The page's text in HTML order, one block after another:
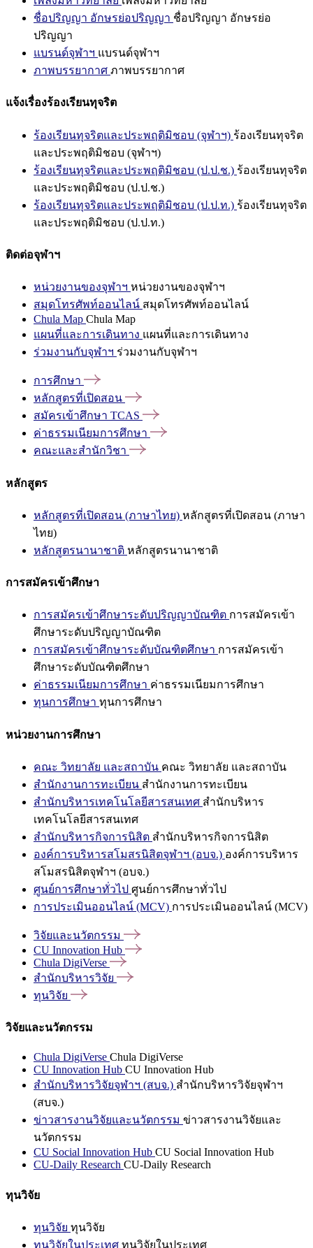
ชื่อปริญญา อักษรย่อปริญญา ชื่อปริญญา อักษรย่อ
ปริญญา
แบรนด์จุฬาฯ แบรนด์จุฬาฯ
ภาพบรรยากาศ ภาพบรรยากาศ
แจ้งเรื่องร้องเรียนทุจริต
ร้องเรียนทุจริตและประพฤติมิชอบ (จุฬาฯ) ร้องเรียนทุจริต
และประพฤติมิชอบ (จุฬาฯ)
ร้องเรียนทุจริตและประพฤติมิชอบ (ป.ป.ช.) ร้องเรียนทุจริต
และประพฤติมิชอบ (ป.ป.ช.)
ร้องเรียนทุจริตและประพฤติมิชอบ (ป.ป.ท.) ร้องเรียนทุจริต
และประพฤติมิชอบ (ป.ป.ท.)
ติดต่อจุฬาฯ
หน่วยงานของจุฬาฯ หน่วยงานของจุฬาฯ
สมุดโทรศัพท์ออนไลน์ สมุดโทรศัพท์ออนไลน์
Chula Map Chula Map
แผนที่และการเดินทาง แผนที่และการเดินทาง
ร่วมงานกับจุฬาฯ ร่วมงานกับจุฬาฯ
การศึกษา
หลักสูตรที่เปิดสอน
สมัครเข้าศึกษา TCAS
ค่าธรรมเนียมการศึกษา
คณะและสำนักวิชา
หลักสูตร
หลักสูตรที่เปิดสอน (ภาษาไทย) หลักสูตรที่เปิดสอน (ภาษา
ไทย)
หลักสูตรนานาชาติ หลักสูตรนานาชาติ
การสมัครเข้าศึกษา
การสมัครเข้าศึกษาระดับปริญญาบัณฑิต การสมัครเข้า
ศึกษาระดับปริญญาบัณฑิต
การสมัครเข้าศึกษาระดับบัณฑิตศึกษา การสมัครเข้า
ศึกษาระดับบัณฑิตศึกษา
ค่าธรรมเนียมการศึกษา ค่าธรรมเนียมการศึกษา
ทุนการศึกษา ทุนการศึกษา
หน่วยงานการศึกษา
คณะ วิทยาลัย และสถาบัน คณะ วิทยาลัย และสถาบัน
สำนักงานการทะเบียน สำนักงานการทะเบียน
สำนักบริหารเทคโนโลยีสารสนเทศ สำนักบริหาร
เทคโนโลยีสารสนเทศ
สำนักบริหารกิจการนิสิต สำนักบริหารกิจการนิสิต
องค์การบริหารสโมสรนิสิตจุฬาฯ (อบจ.) องค์การบริหาร
สโมสรนิสิตจุฬาฯ (อบจ.)
ศูนย์การศึกษาทั่วไป ศูนย์การศึกษาทั่วไป
การประเมินออนไลน์ (MCV) การประเมินออนไลน์ (MCV)
วิจัยและนวัตกรรม
CU Innovation Hub
Chula DigiVerse
สำนักบริหารวิจัย
ทุนวิจัย
วิจัยและนวัตกรรม
Chula DigiVerse Chula DigiVerse
CU Innovation Hub CU Innovation Hub
สำนักบริหารวิจัยจุฬาฯ (สบจ.) สำนักบริหารวิจัยจุฬาฯ
(สบจ.)
ข่าวสารงานวิจัยและนวัตกรรม ข่าวสารงานวิจัยและ
นวัตกรรม
CU Social Innovation Hub CU Social Innovation Hub
CU-Daily Research CU-Daily Research
ทุนวิจัย
ทุนวิจัย ทุนวิจัย
ทุนวิจัยในประเทศ ทุนวิจัยในประเทศ